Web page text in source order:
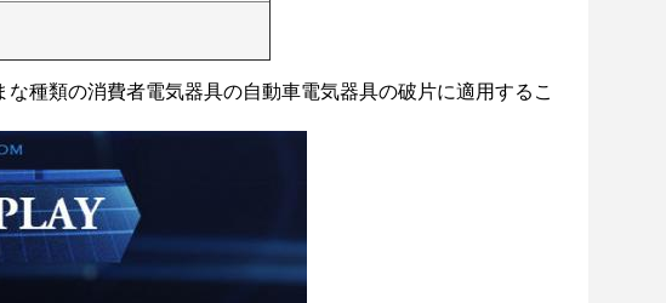
種類の消費者電気器具の自動車電気器具の破片に適用するこ